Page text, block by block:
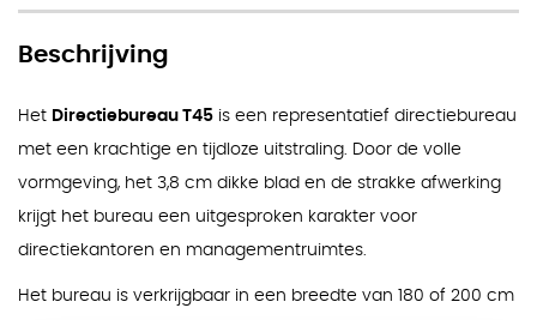
Beschrijving
Het Directiebureau T45 is een representatief directiebureau
met een krachtige en tijdloze uitstraling. Door de volle
vormgeving, het 3,8 cm dikke blad en de strakke afwerking
krijgt het bureau een uitgesproken karakter voor
directiekantoren en managementruimtes.
Het bureau is verkrijgbaar in een breedte van 180 of 200 cm